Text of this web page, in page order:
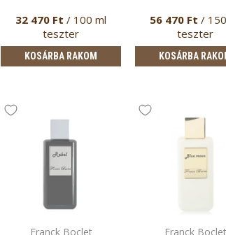
32 470 Ft / 100 ml
teszter
KOSÁRBA RAKOM
56 470 Ft /
teszter
KOSÁRBA
Franck Boclet
Franck Boclet